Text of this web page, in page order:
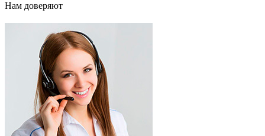
Нам доверяют